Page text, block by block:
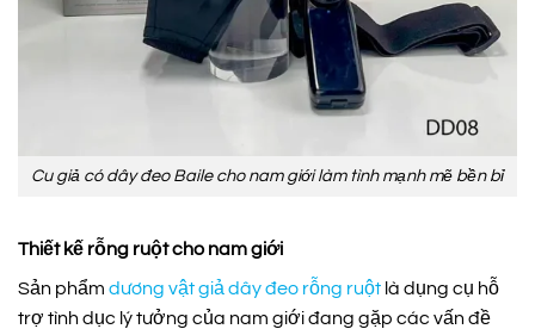
Cu giả có dây đeo Baile cho nam giới làm tình mạnh mẽ bền bỉ
Thiết kế rỗng ruột cho nam giới
Sản phẩm dương vật giả dây đeo rỗng ruột là dụng cụ hỗ
trợ tình dục lý tưởng của nam giới đang gặp các vấn đề